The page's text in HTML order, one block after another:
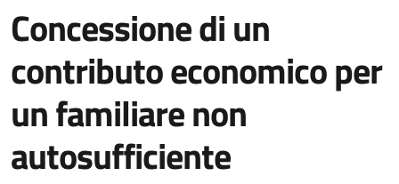
Concessione di un
contributo economico per
un familiare non
autosufficiente